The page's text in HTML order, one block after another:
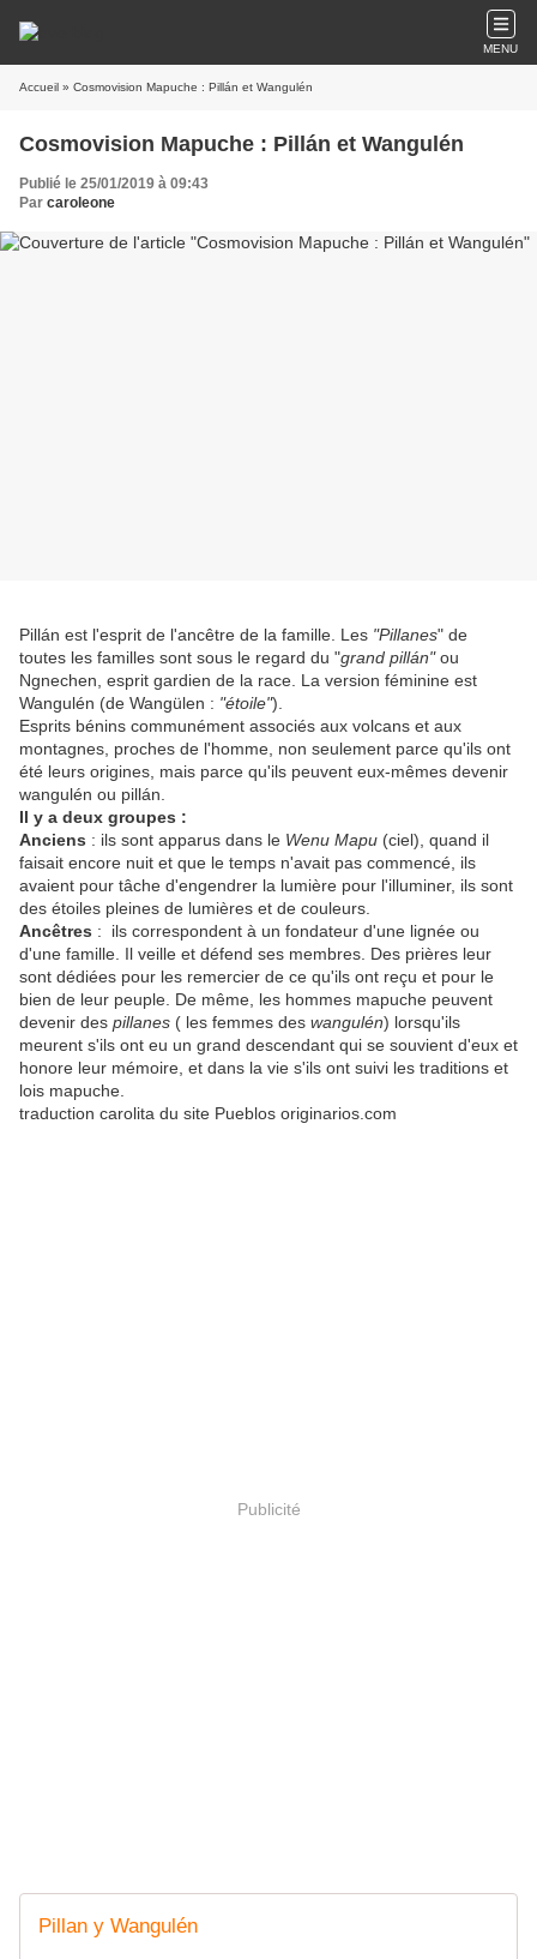
MENU
Accueil » Cosmovision Mapuche : Pillán et Wangulén
Cosmovision Mapuche : Pillán et Wangulén
Publié le 25/01/2019 à 09:43
Par caroleone
Pillán est l'esprit de l'ancêtre de la famille. Les "Pillanes" de
toutes les familles sont sous le regard du "grand pillán"ou
Ngnechen, esprit gardien de la race. La version féminine est
Wangulén (de Wangülen : "étoile").
Esprits bénins communément associés aux volcans et aux
montagnes, proches de l'homme, non seulement parce qu'ils ont
été leurs origines, mais parce qu'ils peuvent eux-mêmes devenir
wangulén ou pillán.
Il y a deux groupes :
Anciens : ils sont apparus dans le Wenu Mapu (ciel), quand il
faisait encore nuit et que le temps n'avait pas commencé, ils
avaient pour tâche d'engendrer la lumière pour l'illuminer, ils sont
des étoiles pleines de lumières et de couleurs.
Ancêtres : ils correspondent à un fondateur d'une lignée ou
d'une famille. Il veille et défend ses membres. Des prières leur
sont dédiées pour les remercier de ce qu'ils ont reçu et pour le
bien de leur peuple. De même, les hommes mapuche peuvent
devenir des pillanes ( les femmes des wangulén) lorsqu'ils
meurent s'ils ont eu un grand descendant qui se souvient d'eux et
honore leur mémoire, et dans la vie s'ils ont suivi les traditions et
lois mapuche.
traduction carolita du site Pueblos originarios.com
Publicité
Pillan y Wangulén